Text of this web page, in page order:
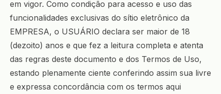
em vigor. Como condição para acesso e uso das
funcionalidades exclusivas do sítio eletrônico da
EMPRESA, o USUÁRIO declara ser maior de 18
(dezoito) anos e que fez a leitura completa e atenta
das regras deste documento e dos Termos de Uso,
estando plenamente ciente conferindo assim sua livre
e expressa concordância com os termos aqui